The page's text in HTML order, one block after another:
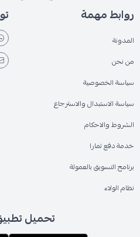
روابط مهمة
المدونة
من نحن
سياسة الخصوصية
سياسة الاستبدال والاسترجاع
الشروط والاحكام
خدمة دفع تمارا
برنامج التسويق بالعمولة
نظام الولاء
تحميل